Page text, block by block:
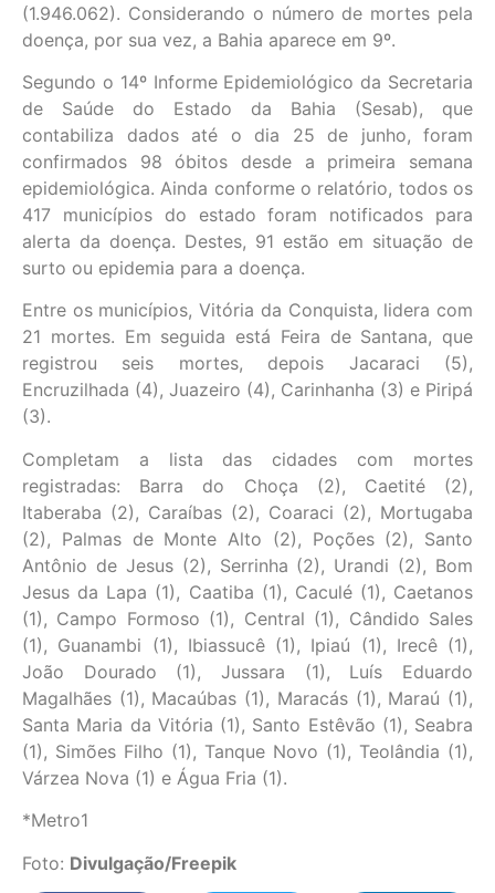
(1.946.062). Considerando o número de mortes pela
doença, por sua vez, a Bahia aparece em 9º.
Segundo o 14º Informe Epidemiológico da Secretaria
de Saúde do Estado da Bahia (Sesab), que
contabiliza dados até o dia 25 de junho, foram
confirmados 98 óbitos desde a primeira semana
epidemiológica. Ainda conforme o relatório, todos os
417 municípios do estado foram notificados para
alerta da doença. Destes, 91 estão em situação de
surto ou epidemia para a doença.
Entre os municípios, Vitória da Conquista, lidera com
21 mortes. Em seguida está Feira de Santana, que
registrou seis mortes, depois Jacaraci (5),
Encruzilhada (4), Juazeiro (4), Carinhanha (3) e Piripá
(3).
Completam a lista das cidades com mortes
registradas: Barra do Choça (2), Caetité (2),
Itaberaba (2), Caraíbas (2), Coaraci (2), Mortugaba
(2), Palmas de Monte Alto (2), Poções (2), Santo
Antônio de Jesus (2), Serrinha (2), Urandi (2), Bom
Jesus da Lapa (1), Caatiba (1), Caculé (1), Caetanos
(1), Campo Formoso (1), Central (1), Cândido Sales
(1), Guanambi (1), Ibiassucê (1), Ipiaú (1), Irecê (1),
João Dourado (1), Jussara (1), Luís Eduardo
Magalhães (1), Macaúbas (1), Maracás (1), Maraú (1),
Santa Maria da Vitória (1), Santo Estêvão (1), Seabra
(1), Simões Filho (1), Tanque Novo (1), Teolândia (1),
Várzea Nova (1) e Água Fria (1).
*Metro1
Foto: Divulgação/Freepik